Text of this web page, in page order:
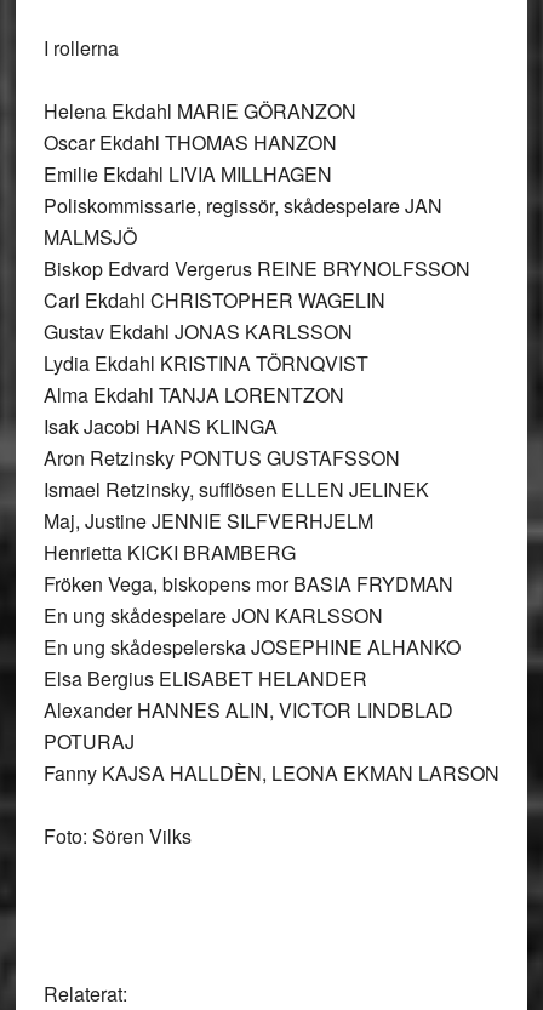
I rollerna
Helena Ekdahl MARIE GÖRANZON
Oscar Ekdahl THOMAS HANZON
Emilie Ekdahl LIVIA MILLHAGEN
Poliskommissarie, regissör, skådespelare JAN
MALMSJÖ
Biskop Edvard Vergerus REINE BRYNOLFSSON
Carl Ekdahl CHRISTOPHER WAGELIN
Gustav Ekdahl JONAS KARLSSON
Lydia Ekdahl KRISTINA TÖRNQVIST
Alma Ekdahl TANJA LORENTZON
Isak Jacobi HANS KLINGA
Aron Retzinsky PONTUS GUSTAFSSON
Ismael Retzinsky, sufflösen ELLEN JELINEK
Maj, Justine JENNIE SILFVERHJELM
Henrietta KICKI BRAMBERG
Fröken Vega, biskopens mor BASIA FRYDMAN
En ung skådespelare JON KARLSSON
En ung skådespelerska JOSEPHINE ALHANKO
Elsa Bergius ELISABET HELANDER
Alexander HANNES ALIN, VICTOR LINDBLAD
POTURAJ
Fanny KAJSA HALLDÈN, LEONA EKMAN LARSON
Foto: Sören Vilks
Relaterat: